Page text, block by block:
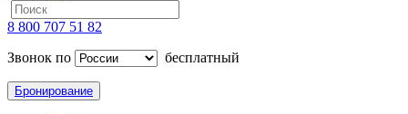
8 800 707 51 82
Звонок по
бесплатный
Бронирование